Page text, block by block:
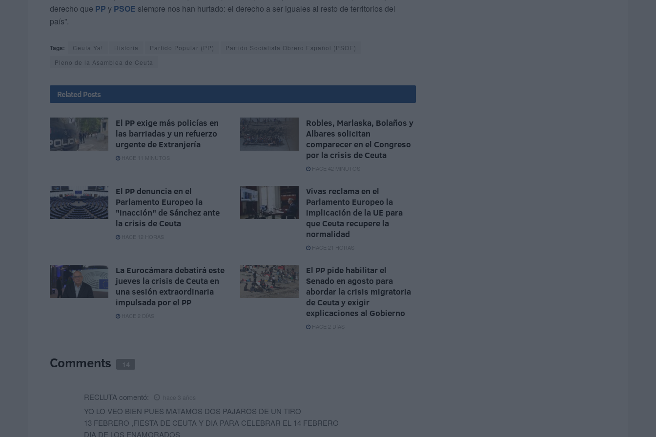
derecho que PP y PSOE siempre nos han hurtado: el derecho a ser iguales al resto de territorios del
país”.
Tags: Ceuta Ya! Historia Partido Popular (PP)
Partido Socialista Obrero Español (PSOE)
Pleno de la Asamblea de Ceuta
Related Posts
El PP exige más policías en
las barriadas y un refuerzo
urgente de Extranjería
HACE 11 MINUTOS
Robles, Marlaska, Bolaños y
Albares solicitan
comparecer en el Congreso
por la crisis de Ceuta
HACE 42 MINUTOS
El PP denuncia en el
Parlamento Europeo la
"inacción" de Sánchez ante
la crisis de Ceuta
HACE 12 HORAS
Vivas reclama en el
Parlamento Europeo la
implicación de la UE para
que Ceuta recupere la
normalidad
HACE 21 HORAS
La Eurocámara debatirá este
jueves la crisis de Ceuta en
una sesión extraordinaria
impulsada por el PP
HACE 2 DÍAS
El PP pide habilitar el
Senado en agosto para
abordar la crisis migratoria
de Ceuta y exigir
explicaciones al Gobierno
HACE 2 DÍAS
Comments 14
RECLUTA comentó: hace 3 años
YO LO VEO BIEN PUES MATAMOS DOS PAJAROS DE UN TIRO
13 FEBRERO ,FIESTA DE CEUTA Y DIA PARA CELEBRAR EL 14 FEBRERO
DIA DE LOS ENAMORADOS